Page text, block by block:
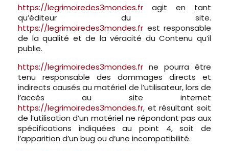
https://legrimoiredes3mondes.fr agit en tant
qu’éditeur du site.
https://legrimoiredes3mondes.fr est responsable
de la qualité et de la véracité du Contenu qu’il
publie.
https://legrimoiredes3mondes.fr ne pourra être
tenu responsable des dommages directs et
indirects causés au matériel de l’utilisateur, lors de
l’accès au site internet
https://legrimoiredes3mondes.fr, et résultant soit
de l’utilisation d’un matériel ne répondant pas aux
spécifications indiquées au point 4, soit de
l’apparition d’un bug ou d’une incompatibilité.